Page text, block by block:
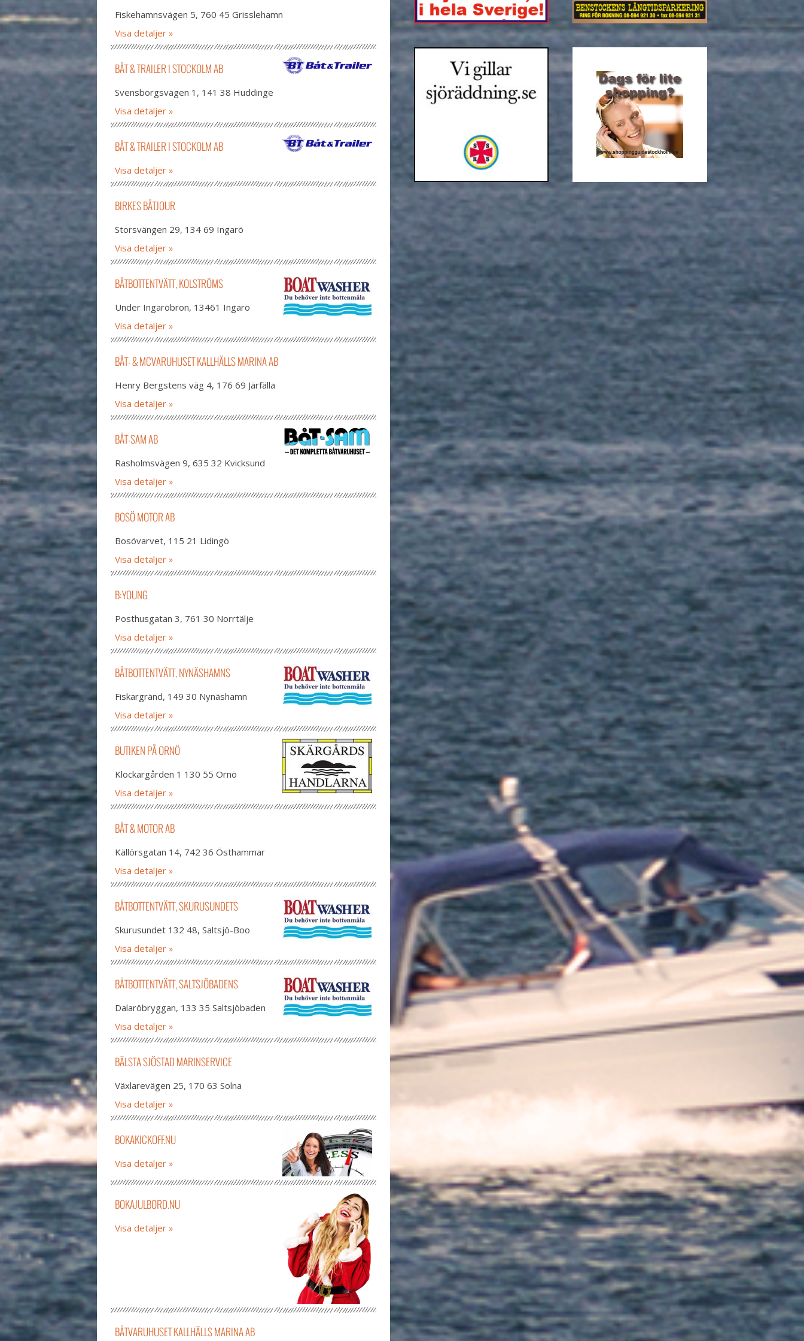
Fiskehamnsvägen 5, 760 45 Grisslehamn
Visa detaljer
BÅT & TRAILER I STOCKOLM AB
Svensborgsvägen 1, 141 38 Huddinge
Visa detaljer
BÅT & TRAILER I STOCKOLM AB
Visa detaljer
BIRKES BÅTJOUR
Storsvängen 29, 134 69 Ingarö
Visa detaljer
BÅTBOTTENTVÄTT, KOLSTRÖMS
Under Ingaröbron, 13461 Ingarö
Visa detaljer
BÅT- & MCVARUHUSET KALLHÄLLS MARINA AB
Henry Bergstens väg 4, 176 69 Järfälla
Visa detaljer
BÅT-SAM AB
Rasholmsvägen 9, 635 32 Kvicksund
Visa detaljer
BOSÖ MOTOR AB
Bosövarvet, 115 21 Lidingö
Visa detaljer
B:YOUNG
Posthusgatan 3, 761 30 Norrtälje
Visa detaljer
BÅTBOTTENTVÄTT, NYNÄSHAMNS
Fiskargränd, 149 30 Nynäshamn
Visa detaljer
BUTIKEN PÅ ORNÖ
Klockargården 1 130 55 Ornö
Visa detaljer
BÅT & MOTOR AB
Källörsgatan 14, 742 36 Östhammar
Visa detaljer
BÅTBOTTENTVÄTT, SKURUSUNDETS
Skurusundet 132 48, Saltsjö-Boo
Visa detaljer
BÅTBOTTENTVÄTT, SALTSJÖBADENS
Dalaröbryggan, 133 35 Saltsjöbaden
Visa detaljer
BÄLSTA SJÖSTAD MARINSERVICE
Växlarevägen 25, 170 63 Solna
Visa detaljer
BOKAKICKOFF.NU
Visa detaljer
BOKAJULBORD.NU
Visa detaljer
BÅTVARUHUSET KALLHÄLLS MARINA AB